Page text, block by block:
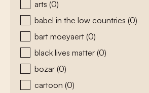
arts (0)
babel in the low countries (0)
bart moeyaert (0)
black lives matter (0)
bozar (0)
cartoon (0)